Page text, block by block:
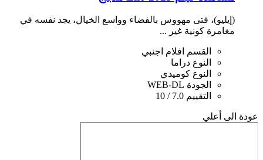
(إيليو)، فتى مهووس بالفضاء وواسع الخيال، يجد نفسه في
مغامرة كونية غير ...
القسم
افلام اجنبي
النوع دراما
النوع كوميدي
الجودة WEB-DL
التقييم 7.0 / 10
عودة الى أعلي